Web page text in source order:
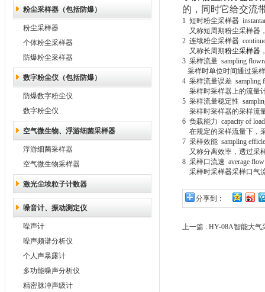
粉尘采样器（包括防爆）
粉尘采样器
个体粉尘采样器
防爆粉尘采样器
数字粉尘仪（包括防爆）
防爆数字粉尘仪
数字粉尘仪
空气微生物、浮游细菌采样器
浮游细菌采样器
空气微生物采样器
激光尘埃粒子计数器
噪音计、振动测定仪
噪声计
噪声频谱分析仪
个人声暴露计
多功能噪声分析仪
精密脉冲声级计
的，同时它给交流
1 短时粉尘采样器
又称短周期粉尘采样器
2 连续粉尘采样器
又称长周期粉尘采样器
3 采样流量 sampling
采样时单位时间通过采
4 采样流量误差 sampling
采样时采样器上的流量
5 采样流量稳定性
采样时采样器的采样流
6 负载能力 capacity of load
在规定的采样流量下，
7 采样效能 sampling
又称分离效率，透过采
8 采样口流速 average
采样时采样器采样口气
分享到：
上一篇 : HY-08A智能大气